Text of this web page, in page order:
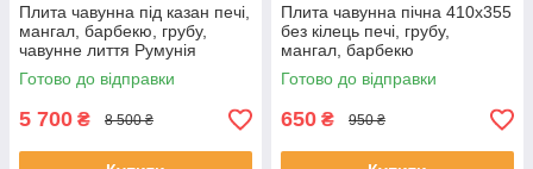
Плита чавунна під казан печі,
мангал, барбекю, грубу,
чавунне лиття Румунія
Готово до відправки
5 700 ₴ 8 500 ₴
Плита чавунна пічна 410х355
без кілець печі, грубу,
мангал, барбекю
Готово до відправки
650 ₴ 950 ₴